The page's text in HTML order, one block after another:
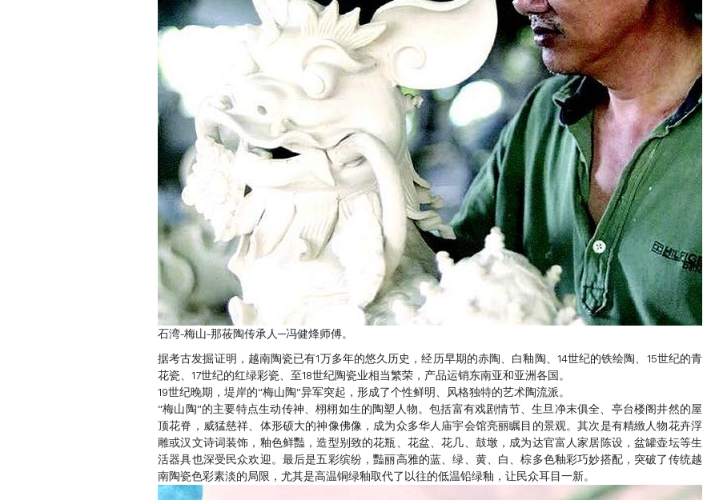
石湾-梅山-那莜陶传承人─冯健烽师傅。
据考古发掘证明，越南陶瓷已有1万多年的悠久历史，经历早期的赤陶、白釉陶、14世纪的铁绘陶、15世纪的青
花瓷、17世纪的红绿彩瓷、至18世纪陶瓷业相当繁荣，产品运销东南亚和亚洲各国。
19世纪晚期，堤岸的“梅山陶”异军突起，形成了个性鲜明、风格独特的艺术陶流派。
“梅山陶”的主要特点生动传神、栩栩如生的陶塑人物。包括富有戏剧情节、生旦净末俱全、亭台楼阁井然的屋
顶花脊，威猛慈祥、体形硕大的神像佛像，成为众多华人庙宇会馆亮丽瞩目的景观。其次是有精緻人物花卉浮
雕或汉文诗词装饰，釉色鲜豔，造型别致的花瓶、花盆、花几、鼓墩，成为达官富人家居陈设，盆罐壶坛等生
活器具也深受民众欢迎。最后是五彩缤纷，豔丽高雅的蓝、绿、黄、白、棕多色釉彩巧妙搭配，突破了传统越
南陶瓷色彩素淡的局限，尤其是高温铜绿釉取代了以往的低温铅绿釉，让民众耳目一新。